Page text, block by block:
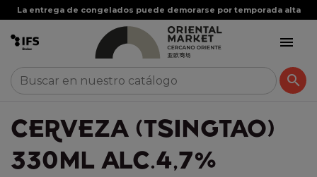
La entrega de congelados puede demorarse por temporada alta


CERVEZA (TSINGTAO)
330ML ALC.4,7%